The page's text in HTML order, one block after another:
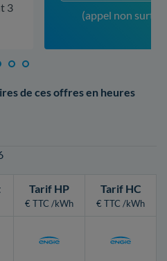
3
(appel non
de ces offres en heures
Tarif HP
€ TTC /kWh
Tarif HC
€ TTC /kWh